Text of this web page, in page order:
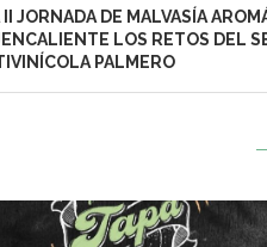
II JORNADA DE MALVASÍA
LOS RETOS DEL
PALMERO